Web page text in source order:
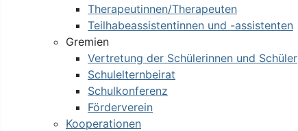
Therapeutinnen/Therapeuten
Teilhabeassistentinnen und -assistenten
Gremien
Vertretung der Schülerinnen und Schüler
Schulelternbeirat
Schulkonferenz
Förderverein
Kooperationen